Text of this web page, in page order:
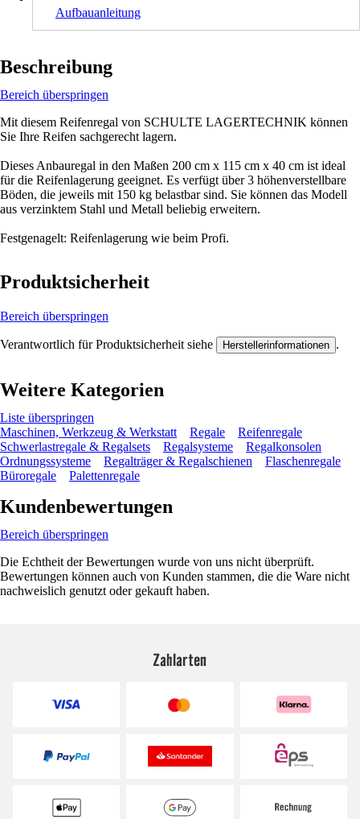
Aufbauanleitung
Beschreibung
Bereich überspringen
Mit diesem Reifenregal von SCHULTE LAGERTECHNIK können
Sie Ihre Reifen sachgerecht lagern.
Dieses Anbauregal in den Maßen 200 cm x 115 cm x 40 cm ist ideal
für die Reifenlagerung geeignet. Es verfügt über 3 höhenverstellbare
Böden, die jeweils mit 150 kg belastbar sind. Sie können das Modell
aus verzinktem Stahl und Metall beliebig erweitern.
Festgenagelt: Reifenlagerung wie beim Profi.
Produktsicherheit
Bereich überspringen
Verantwortlich für Produktsicherheit siehe Herstellerinformationen .
Weitere Kategorien
Liste überspringen
Maschinen, Werkzeug & Werkstatt
Regale
Reifenregale
Schwerlastregale & Regalsets
Regalsysteme
Regalkonsolen
Ordnungssysteme
Regalträger & Regalschienen
Flaschenregale
Büroregale
Palettenregale
Kundenbewertungen
Bereich überspringen
Die Echtheit der Bewertungen wurde von uns nicht überprüft.
Bewertungen können auch von Kunden stammen, die die Ware nicht
nachweislich genutzt oder gekauft haben.
Zahlarten